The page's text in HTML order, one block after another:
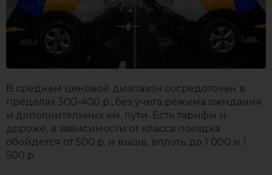
В среднем ценовой диапазон сосредоточен в
пределах 300-400 р., без учета режима ожидания
и дополнительных км. пути. Есть тарифы и
дороже, в зависимости от класса поездка
обойдется от 500 р. и выше, вплоть до 1 000 и 1
500 р.